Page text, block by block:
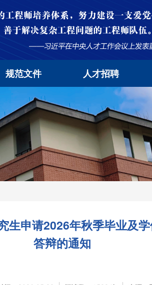
规范文件 人才招聘
生申请2026年秋季毕业及
答辩的通知